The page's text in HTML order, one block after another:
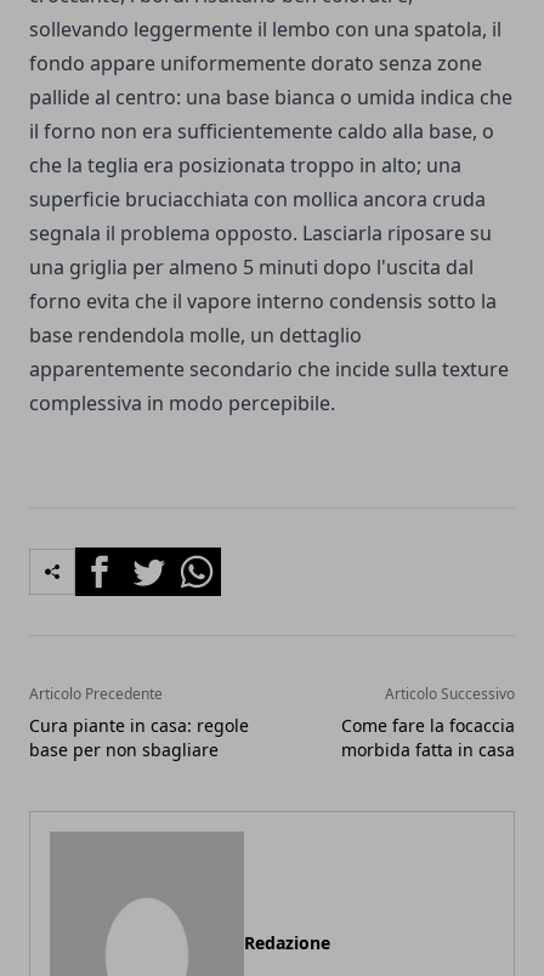
sollevando leggermente il lembo con una spatola, il
fondo appare uniformemente dorato senza zone
pallide al centro: una base bianca o umida indica che
il forno non era sufficientemente caldo alla base, o
che la teglia era posizionata troppo in alto; una
superficie bruciacchiata con mollica ancora cruda
segnala il problema opposto. Lasciarla riposare su
una griglia per almeno 5 minuti dopo l'uscita dal
forno evita che il vapore interno condensis sotto la
base rendendola molle, un dettaglio
apparentemente secondario che incide sulla texture
complessiva in modo percepibile.
FacebookTwitterWhatsapp
Articolo Precedente
Cura piante in casa: regole
base per non sbagliare
Articolo Successivo
Come fare la focaccia
morbida fatta in casa
Redazione